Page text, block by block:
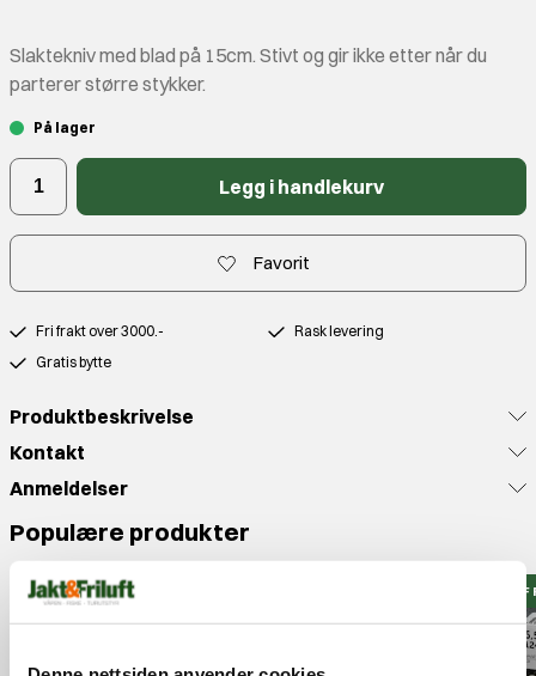
Slaktekniv med blad på 15cm. Stivt og gir ikke etter når du
parterer større stykker.
På lager
Legg i handlekurv
Favorit
Fri frakt over 3000.-
Rask levering
Gratis bytte
Produktbeskrivelse
Kontakt
Anmeldelser
Populære produkter
J&F